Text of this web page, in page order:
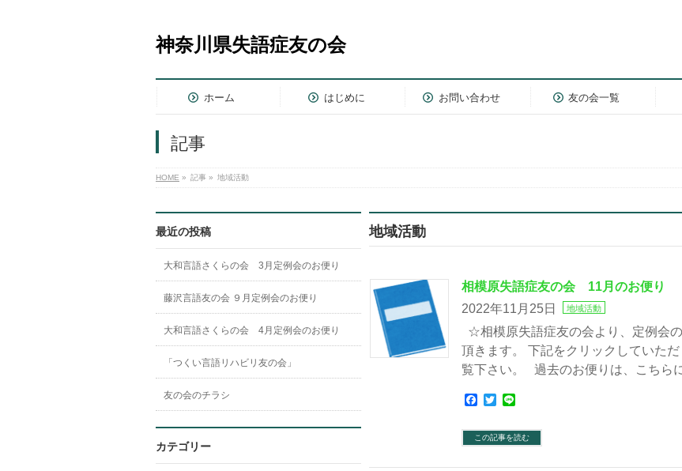
神奈川県失語症友の会
ホーム はじめに お問い合わせ 友の会一覧
記事
HOME » 記事 » 地域活動
地域活動
相模原失語症友の会 11月のお便り
2022年11月25日
地域活動
☆相模原失語症友の会より、定例会
頂きます。 下記をクリックしていた
覧下さい。 過去のお便りは、こちら
Facebook
Twitter
この記事を読む
最近の投稿
大和言語さくらの会 3月定例会のお便り
藤沢言語友の会 ９月定例会のお便り
大和言語さくらの会 4月定例会のお便り
「つくい言語リハビリ友の会」
友の会のチラシ
カテゴリー